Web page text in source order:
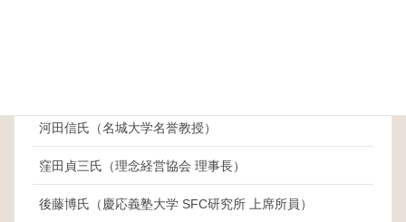
河田信氏（名城大学名誉教授）
窪田貞三氏（理念経営協会 理事長）
後藤博氏（慶応義塾大学 SFC研究所 上席所員）